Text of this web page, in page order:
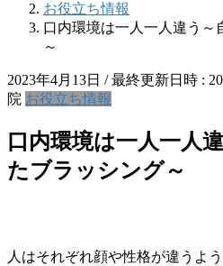
お役立ち情報
口内環境は一人一人違う～
～
2023年4月13日 / 最終更新日時 :
院 お役立ち情報
口内環境は一人一人
たブラッシング～
人はそれぞれ顔や性格が違うよ